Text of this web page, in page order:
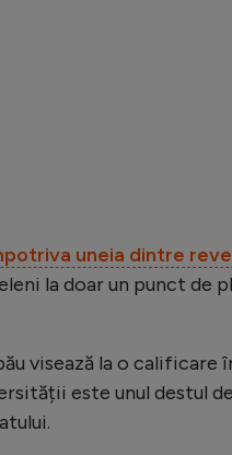
uneia dintre
la doar un punct de
visează la o calificare
este unul destul